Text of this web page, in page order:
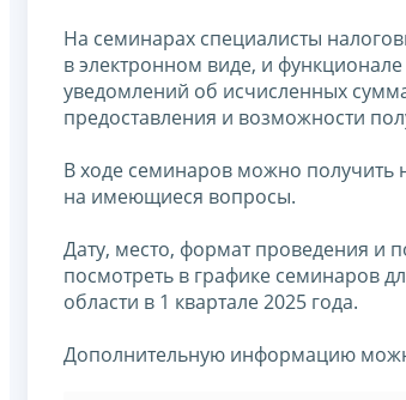
На семинарах специалисты
в электронном виде, и
уведомлений об исчисленных
предоставления и возможности
В ходе семинаров можно получить
на имеющиеся вопросы.
Дату, место, формат проведения и
посмотреть в графике семинаров
области в 1 квартале 2025 года.
Дополнительную информацию